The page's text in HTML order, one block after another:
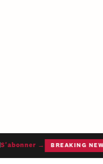
→ BREAKING NEWS